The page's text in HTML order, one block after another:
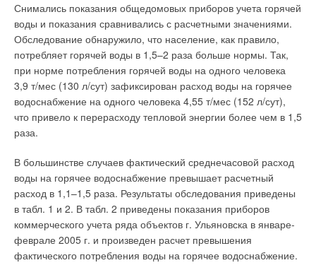
Снимались показания общедомовых приборов учета горячей
воды и показания сравнивались с расчетными значениями.
Обследование обнаружило, что население, как правило,
потребляет горячей воды в 1,5–2 раза больше нормы. Так,
при норме потребления горячей воды на одного человека
3,9 т/мес (130 л/сут) зафиксирован расход воды на горячее
водоснабжение на одного человека 4,55 т/мес (152 л/сут),
что привело к перерасходу тепловой энергии более чем в 1,5
раза.
В большинстве случаев фактический среднечасовой расход
воды на горячее водоснабжение превышает расчетный
расход в 1,1–1,5 раза. Результаты обследования приведены
в табл. 1 и 2. В табл. 2 приведены показания приборов
коммерческого учета ряда объектов г. Ульяновска в январе-
феврале 2005 г. и произведен расчет превышения
фактического потребления воды на горячее водоснабжение.
Поэтому считаем необходимым подробно остановиться на
тех проблемах, которые возникают при строительстве и
эксплуатации систем поквартирного теплоснабжения, с
которыми Саратовский ОАО «ГипроНИИгаз» работает с 1998
г. Первый комплекс проблем связан с недостаточным
соответствием зарубежных теплогенераторов российским
климатическим условиям.
Европейские стандарты требуют подогрева воздуха,
подаваемого на горение газа в теплогенераторы, до
положительной температуры. Некоторые
фирмыпроизводители гарантируют надежную работу своих
агрегатов при температуре наружного воздуха,
поступающего на горение, выше –20°С. В большинстве
российских регионов расчетные зимние температуры
наружного воздуха значительно ниже этого значения.
Во многих городах России в 1999 г. начался масштабный
эксперимент по строительству и эксплуатации жилых домов с
ПТ.В настоящее время в стране уже эксплуатируются
десятки многоэтажных домов с поквартирным
теплоснабжением. Экономические преимущества ПТ
превзошли все ожидания.
Согласно многочисленным публикациям, стоимость
коммунальных услуг в домах с ПТ снизилась в 5–7 раз, а с
квартирах резко повысилась, исчезла проблема сезонных
перебоев в подаче тепла и горячей воды, у жителей
появился реальный стимул к энергосбережению.
Престижность домов с ПТ сразу возросла, на них возникла
очередь.
Важным результатом эксперимента стало появление в 2004